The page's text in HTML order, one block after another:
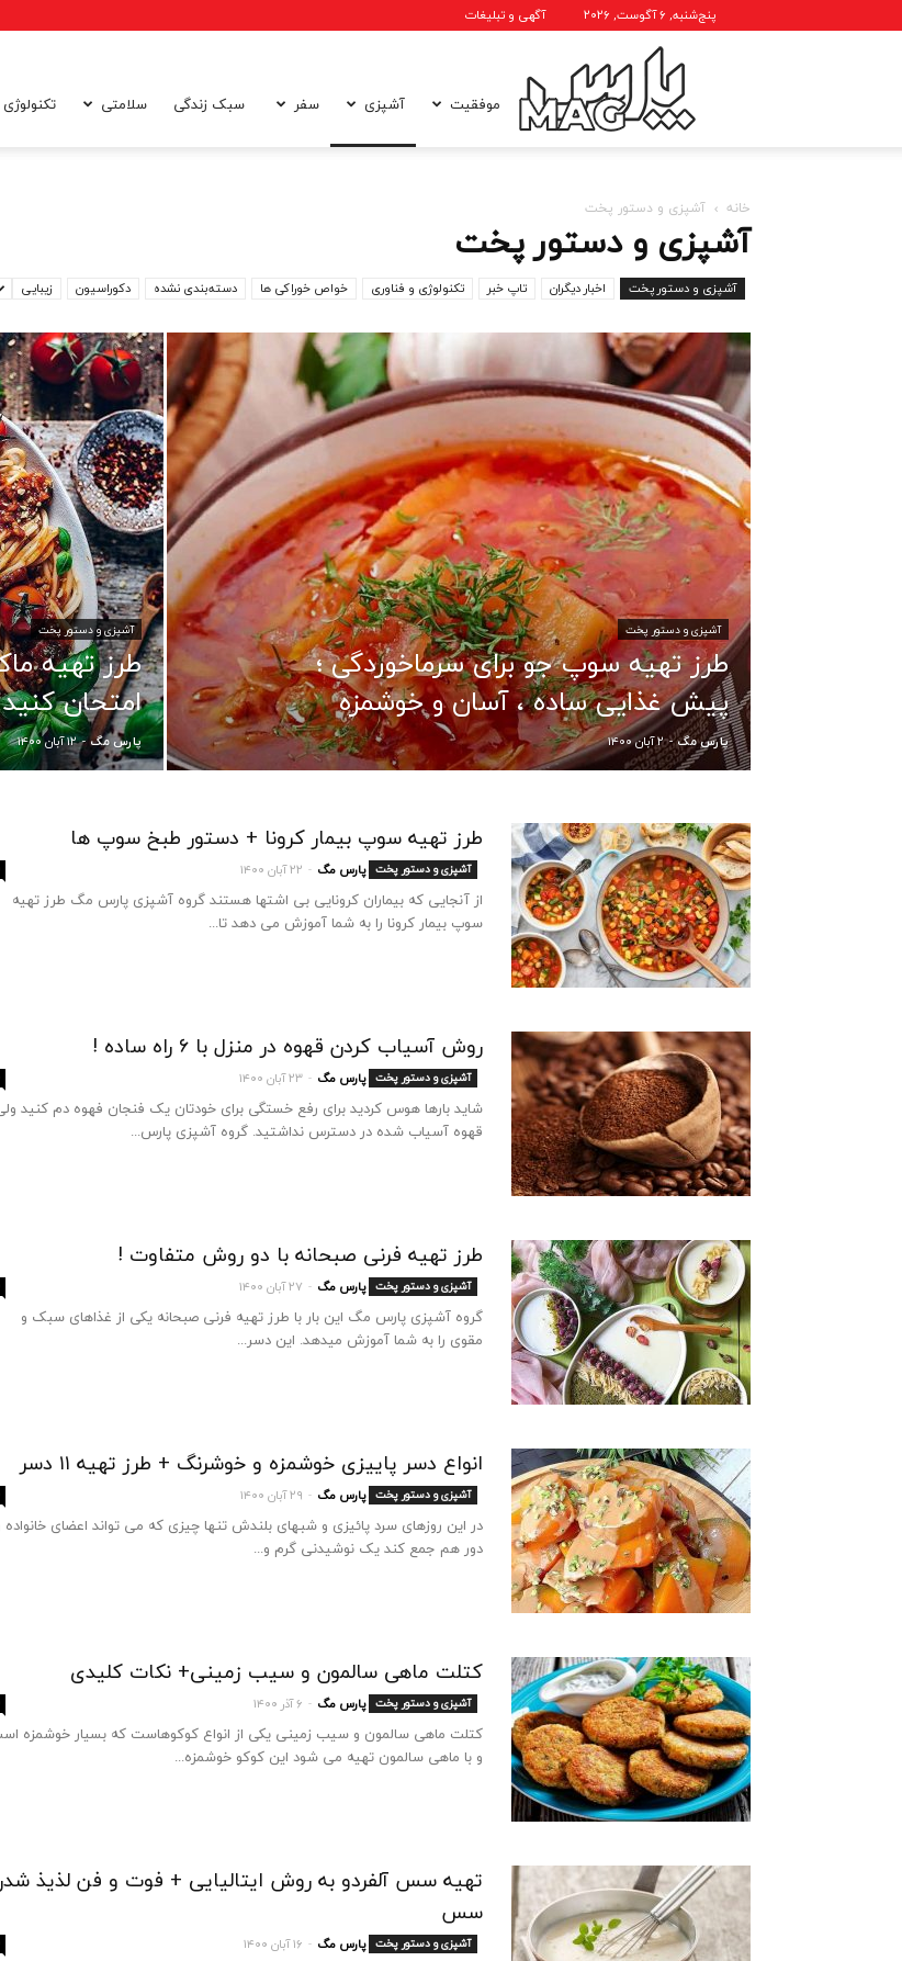
پنج‌شنبه, ۶ آگوست, ۲۰۲۶ آگهی و تبلیغات
موفقیت آشپزی سفر سبک زندگی سلامتی تکنولوژی
خانه آشپزی و دستور پخت
آشپزی و دستور پخت
آشپزی و دستور پخت اخبار دیگران تاپ خبر تکنولوژی و فناوری خواص خوراکی ها دسته‌بندی نشده دکوراسیون زیبایی
آشپزی و دستور پخت
طرز تهیه
امتحان
پارس مگ - ۱۲ آبان ۱۴۰۰
آشپزی و دستور پخت
طرز تهیه سوپ جو برای سرماخوردگی ؛
پیش غذایی ساده ، آسان و خوشمزه
پارس مگ - ۲ آبان ۱۴۰۰
طرز تهیه سوپ بیمار کرونا + دستور طبخ سوپ ها
آشپزی و دستور پخت پارس مگ - ۲۲ آبان ۱۴۰۰
از آنجایی که بیماران کرونایی بی اشتها هستند گروه آشپزی پارس مگ طرز تهیه
سوپ بیمار کرونا را به شما آموزش می دهد تا...
روش آسیاب کردن قهوه در منزل با ۶ راه ساده !
آشپزی و دستور پخت پارس مگ - ۲۳ آبان ۱۴۰۰
شاید بارها هوس کردید برای رفع خستگی برای خودتان یک فنجان فهوه دم کنید
قهوه آسیاب شده در دسترس نداشتید. گروه آشپزی پارس...
طرز تهیه فرنی صبحانه با دو روش متفاوت !
آشپزی و دستور پخت پارس مگ - ۲۷ آبان ۱۴۰۰
گروه آشپزی پارس مگ این بار با طرز تهیه فرنی صبحانه یکی از غذاهای سبک و
مقوی را به شما آموزش میدهد. این دسر...
انواع دسر پاییزی خوشمزه و خوشرنگ + طرز تهیه ۱۱ دسر
آشپزی و دستور پخت پارس مگ - ۲۹ آبان ۱۴۰۰
در این روزهای سرد پائیزی و شبهای بلندش تنها چیزی که می تواند اعضای خانواده
دور هم جمع کند یک نوشیدنی گرم و...
کتلت ماهی سالمون و سیب زمینی+ نکات کلیدی
آشپزی و دستور پخت پارس مگ - ۶ آذر ۱۴۰۰
کتلت ماهی سالمون و سیب زمینی یکی از انواع کوکوهاست که بسیار خوشمزه
و با ماهی سالمون تهیه می شود این کوکو خوشمزه...
تهیه سس آلفردو به روش ایتالیایی + فوت و فن لذیذ
سس
آشپزی و دستور پخت پارس مگ - ۱۶ آبان ۱۴۰۰